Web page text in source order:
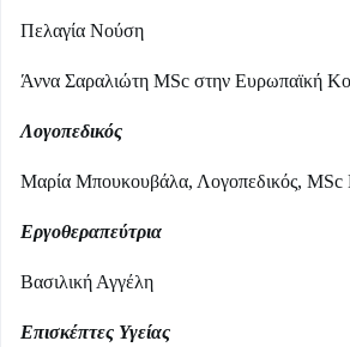
Πελαγία Νούση
Άννα Σαραλιώτη MSc στην Ευρωπαϊκή
Λογοπεδικός
Μαρία Μπουκουβάλα, Λογοπεδικός, MSc
Εργοθεραπεύτρια
Βασιλική Αγγέλη
Επισκέπτες Υγείας